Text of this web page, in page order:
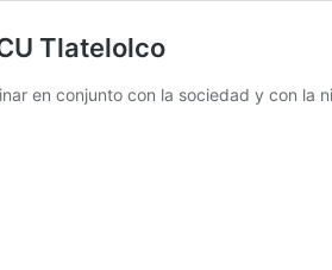
Tlatelolco
en conjunto con la sociedad y con la